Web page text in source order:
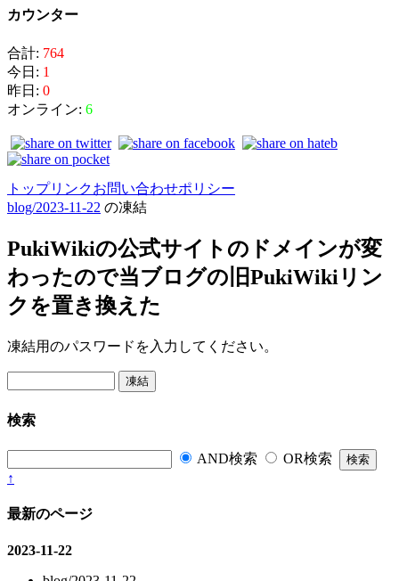
カウンター
合計: 764
今日: 1
昨日: 0
オンライン: 6
トップリンクお問い合わせポリシー
blog/2023-11-22 の凍結
PukiWikiの公式サイトのドメインが変
わったので当ブログの旧PukiWikiリン
クを置き換えた
凍結用のパスワードを入力してください。
検索
AND検索
OR検索
↑
最新のページ
2023-11-22